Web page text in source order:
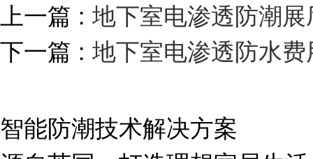
上一篇 : 地下室电渗透防潮展
下一篇 : 地下室电渗透防水费
智能防潮技术解决方案